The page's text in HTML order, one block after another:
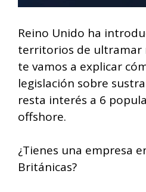
Reino Unido ha
territorios de ultramar
te vamos a explicar
legislación sobre
resta interés a 6
offshore.
¿Tienes una empresa
Británicas?